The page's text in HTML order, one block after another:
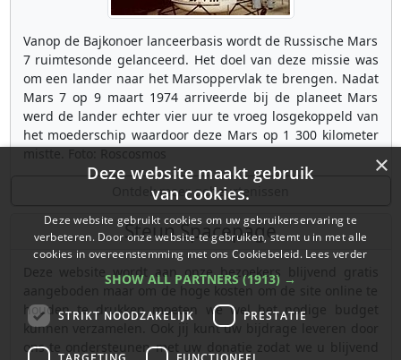
Vanop de Bajkonoer lanceerbasis wordt de Russische Mars
7 ruimtesonde gelanceerd. Het doel van deze missie was
om een lander naar het Marsoppervlak te brengen. Nadat
Mars 7 op 9 maart 1974 arriveerde bij de planeet Mars
werd de lander echter vier uur te vroeg losgekoppeld van
het moederschip waardoor deze Mars op 1 300 kilometer
Ontdek meer gebeurtenissen
Steun Spacepage
Deze website wordt aan onze bezoekers blijvend gratis
aangeboden maar om de hoge kosten om de site online te
houden te drukken moeten we wel het nodige budget
kunnen verzamelen. Ook jij kunt uw bijdrage leveren door
ons te ondersteunen met uw donatie zodat we u blijvend
×
Deze website maakt gebruik
van cookies.
Deze website gebruikt cookies om uw gebruikerservaring te
verbeteren. Door onze website te gebruiken, stemt u in met alle
cookies in overeenstemming met ons Cookiebeleid. Lees verder
SHOW ALL PARTNERS (1913) →
STRIKT NOODZAKELIJK PRESTATIE